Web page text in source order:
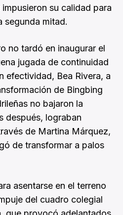
su calidad para
segunda mitad.
no tardó en inaugurar el
jugada de continuidad
efectividad, Bea Rivera, a
de Bingbing
no bajaron la
después, lograban
de Martina Márquez,
de transformar a palos
asentarse en el terreno
del cuadro colegial